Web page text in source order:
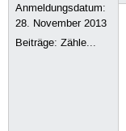
Anmeldungsdatum:
28. November 2013
Beiträge:Zähle...